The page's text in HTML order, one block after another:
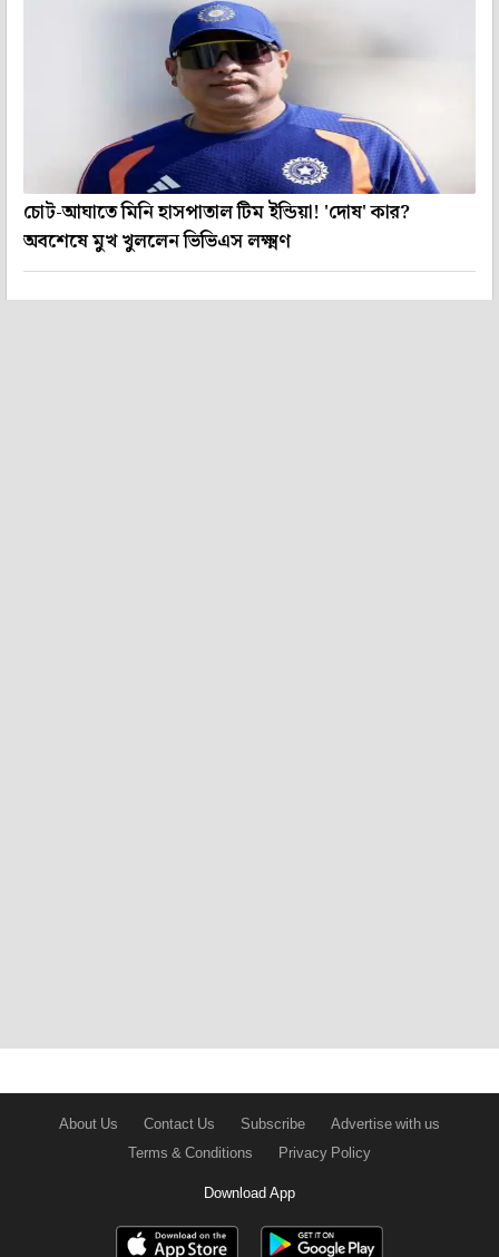
চোট-আঘাতে মিনি হাসপাতাল টিম ইন্ডিয়া! 'দোষ' কার?
অবশেষে মুখ খুললেন ভিভিএস লক্ষ্মণ
About Us Contact Us Subscribe
Advertise with us
Terms & Conditions
Privacy Policy
Download App